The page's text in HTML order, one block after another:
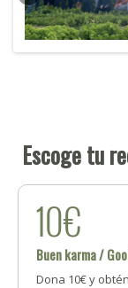
Escoge tu
10€
Buen karma /
Dona 10€ y